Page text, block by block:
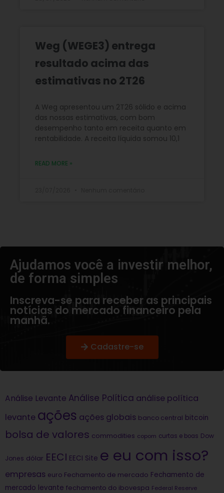
Weg (WEGE3) entrega
resultado acima das
estimativas no 2T26
A Weg apresentou um 2T26 sólido e acima
das nossas estimativas, com bom
desempenho tanto em receita quanto em
rentabilidade. A receita líquida somou 10,1
READ MORE »
Ajudamos você a investir melhor,
de forma simples​
Inscreva-se para receber as principais
notícias do mercado financeiro pela
manhã.
Cadastre-se
Análise Levante Análise Política análise política
levante ações ações globais banco central bitcoin
bolsa de valores commodities copom curtas e boas Dow
Jones dólar EECI EECI Site e eu com isso?
empresas euro Fechamento de mercado Fechamento de
mercado levante fechamento do ibovespa Federal Reserve